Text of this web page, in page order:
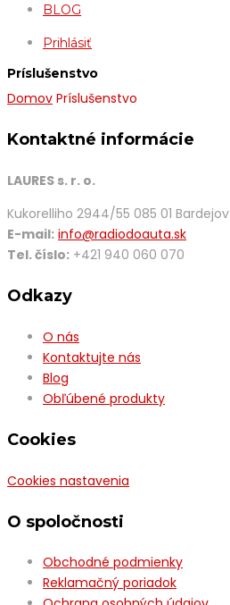
BLOG
Prihlásiť
Príslušenstvo
Domov Príslušenstvo
Kontaktné informácie
LAURES s. r. o.
Kukorelliho 2944/55 085 01 Bardejov
E-mail: info@radiodoauta.sk
Tel. číslo: +421 940 060 070
Odkazy
O nás
Kontaktujte nás
Blog
Obľúbené produkty
Cookies
Cookies nastavenia
O spoločnosti
Obchodné podmienky
Reklamačný poriadok